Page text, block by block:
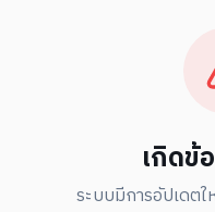
เกิดข้
ระบบมีการอัปเดต